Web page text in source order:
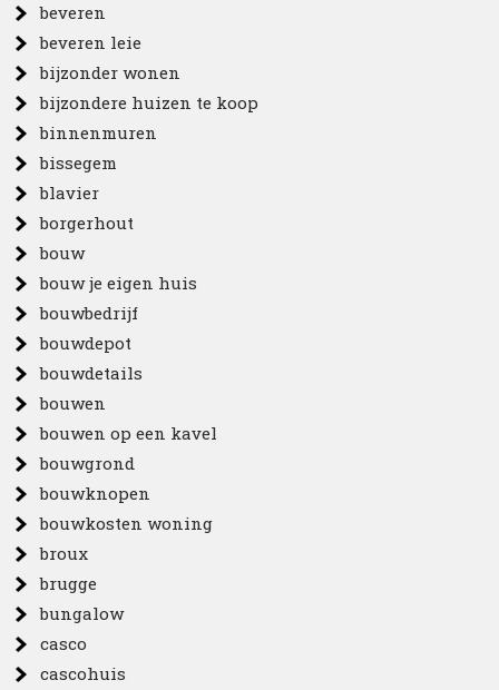
beveren
beveren leie
bijzonder wonen
bijzondere huizen te koop
binnenmuren
bissegem
blavier
borgerhout
bouw
bouw je eigen huis
bouwbedrijf
bouwdepot
bouwdetails
bouwen
bouwen op een kavel
bouwgrond
bouwknopen
bouwkosten woning
broux
brugge
bungalow
casco
cascohuis